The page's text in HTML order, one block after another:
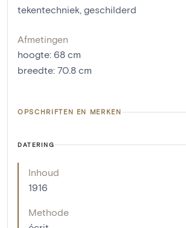
tekentechniek, geschilderd
Afmetingen
hoogte: 68 cm
breedte: 70.8 cm
OPSCHRIFTEN EN MERKEN
DATERING
Inhoud
1916
Methode